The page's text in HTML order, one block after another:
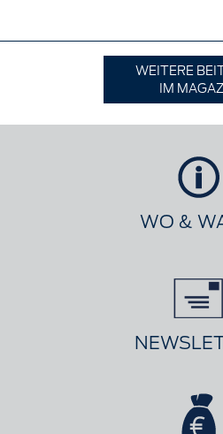
WEITERE
IM
WO &